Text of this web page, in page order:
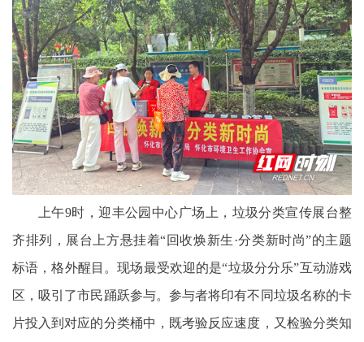
上午9时，迎丰公园中心广场上，垃圾分类宣传展台整
齐排列，展台上方悬挂着“回收焕新生·分类新时尚”的主题
标语，格外醒目。现场最受欢迎的是“垃圾分分乐”互动游戏
区，吸引了市民踊跃参与。参与者将印有不同垃圾名称的卡
片投入到对应的分类桶中，既考验反应速度，又检验分类知